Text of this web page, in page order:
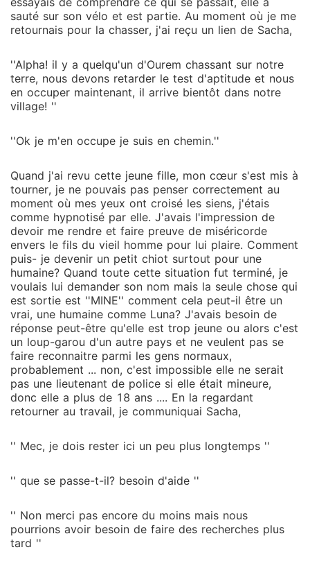
sauté sur son vélo et est partie. Au moment où je me
retournais pour la chasser, j'ai reçu un lien de Sacha,
''Alpha! il y a quelqu'un d'Ourem chassant sur notre
terre, nous devons retarder le test d'aptitude et nous
en occuper maintenant, il arrive bientôt dans notre
village! ''
''Ok je m'en occupe je suis en chemin.''
Quand j'ai revu cette jeune fille, mon cœur s'est mis à
tourner, je ne pouvais pas penser correctement au
moment où mes yeux ont croisé les siens, j'étais
comme hypnotisé par elle. J'avais l'impression de
devoir me rendre et faire preuve de miséricorde
envers le fils du vieil homme pour lui plaire. Comment
puis- je devenir un petit chiot surtout pour une
humaine? Quand toute cette situation fut terminé, je
voulais lui demander son nom mais la seule chose qui
est sortie est ''MINE'' comment cela peut-il être un
vrai, une humaine comme Luna? J'avais besoin de
réponse peut-être qu'elle est trop jeune ou alors c'est
un loup-garou d'un autre pays et ne veulent pas se
faire reconnaitre parmi les gens normaux,
probablement ... non, c'est impossible elle ne serait
pas une lieutenant de police si elle était mineure,
donc elle a plus de 18 ans .... En la regardant
retourner au travail, je communiquai Sacha,
'' Mec, je dois rester ici un peu plus longtemps ''
'' que se passe-t-il? besoin d'aide ''
'' Non merci pas encore du moins mais nous
pourrions avoir besoin de faire des recherches plus
tard ''